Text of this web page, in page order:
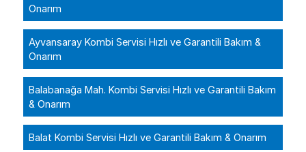
Onarım
Ayvansaray Kombi Servisi Hızlı ve Garantili Bakım &
Onarım
Balabanağa Mah. Kombi Servisi Hızlı ve Garantili Bakım
& Onarım
Balat Kombi Servisi Hızlı ve Garantili Bakım & Onarım